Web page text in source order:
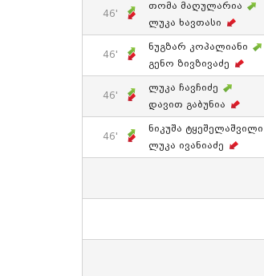
46'
Თომა Მაღულარია
Ლუკა Ხავთასი
46'
Ნუგზარ Კოპალიანი
Გენო Ზივზივაძე
46'
Ლუკა Ჩავჩიძე
Დავით Გაბუნია
46'
Ნიკუშა Ტყეშელაშვილი
Ლუკა Ივანიაძე